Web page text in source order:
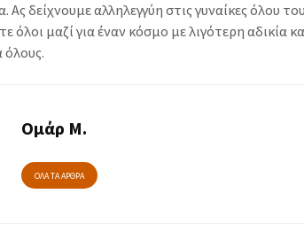
Ας δείχνουμε αλληλεγγύη στις γυναίκες όλου
όλοι μαζί για έναν κόσμο με λιγότερη αδικία
όλους.
Ομάρ Μ.
ΟΛΑ ΤΑ ΑΡΘΡΑ